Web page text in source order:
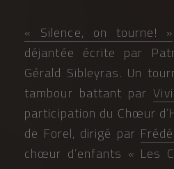
« Silence, on tourne! »
déjantée écrite par
Gérald Sibleyras. Un
tambour battant par
participation du Chœur
de Forel, dirigé par
chœur d’enfants « Les